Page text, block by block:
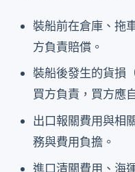
裝船前在倉庫、拖
方負責賠償。
裝船後發生的貨損
買方負責，買方應
出口報關費用與相
務與費用負擔。
進口清關費用、海